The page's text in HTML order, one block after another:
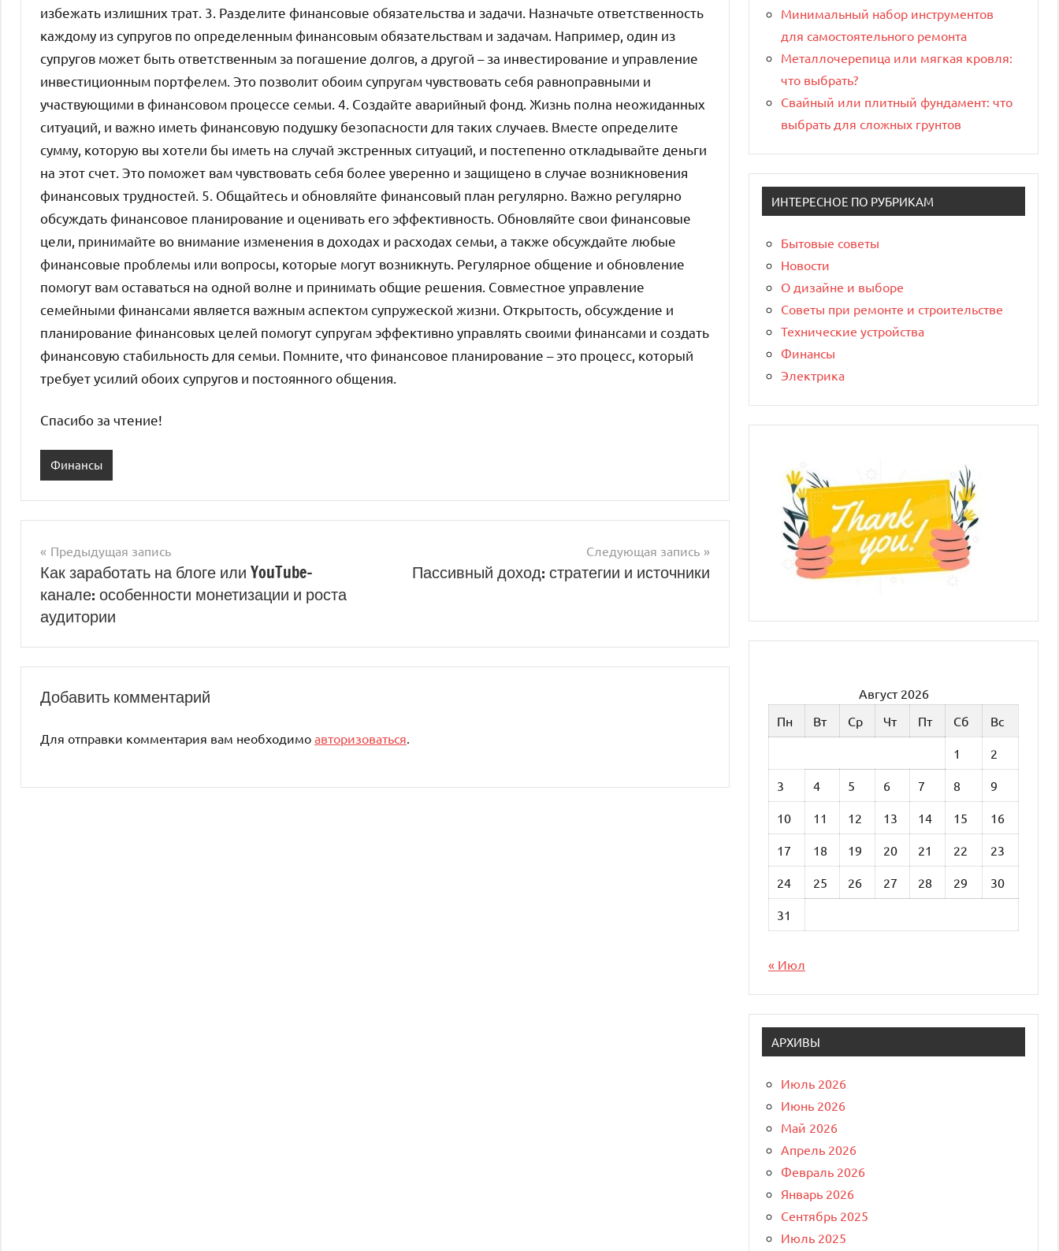
избежать излишних трат. 3. Разделите финансовые обязательства и задачи. Назначьте ответственность
каждому из супругов по определенным финансовым обязательствам и задачам. Например, один из
супругов может быть ответственным за погашение долгов, а другой – за инвестирование и управление
инвестиционным портфелем. Это позволит обоим супругам чувствовать себя равноправными и
участвующими в финансовом процессе семьи. 4. Создайте аварийный фонд. Жизнь полна неожиданных
ситуаций, и важно иметь финансовую подушку безопасности для таких случаев. Вместе определите
сумму, которую вы хотели бы иметь на случай экстренных ситуаций, и постепенно откладывайте деньги
на этот счет. Это поможет вам чувствовать себя более уверенно и защищено в случае возникновения
финансовых трудностей. 5. Общайтесь и обновляйте финансовый план регулярно. Важно регулярно
обсуждать финансовое планирование и оценивать его эффективность. Обновляйте свои финансовые
цели, принимайте во внимание изменения в доходах и расходах семьи, а также обсуждайте любые
финансовые проблемы или вопросы, которые могут возникнуть. Регулярное общение и обновление
помогут вам оставаться на одной волне и принимать общие решения. Совместное управление
семейными финансами является важным аспектом супружеской жизни. Открытость, обсуждение и
планирование финансовых целей помогут супругам эффективно управлять своими финансами и создать
финансовую стабильность для семьи. Помните, что финансовое планирование – это процесс, который
требует усилий обоих супругов и постоянного общения.
Спасибо за чтение!
Финансы
Навигация
по
записям
Предыдущая запись
Как заработать на блоге или YouTube-
канале: особенности монетизации и роста
аудитории
Следующая запись
Пассивный доход: стратегии и источники
Добавить комментарий
Для отправки комментария вам необходимо авторизоваться
Минимальный набор инструментов
для самостоятельного ремонта
Металлочерепица или мягкая кровля:
что выбрать?
Свайный или плитный фундамент: что
выбрать для сложных грунтов
ИНТЕРЕСНОЕ ПО РУБРИКАМ
Бытовые советы
Новости
О дизайне и выборе
Советы при ремонте и строительстве
Технические устройства
Финансы
Электрика
Август 2026
Пн
Вт Ср Чт Пт Сб Вс
1 2
3 4 5 6 7 8 9
10 11 12 13 14 15 16
17 18 19 20 21 22 23
24 25 26 27 28 29 30
31
« Июл
АРХИВЫ
Июль 2026
Июнь 2026
Май 2026
Апрель 2026
Февраль 2026
Январь 2026
Сентябрь 2025
Июль 2025